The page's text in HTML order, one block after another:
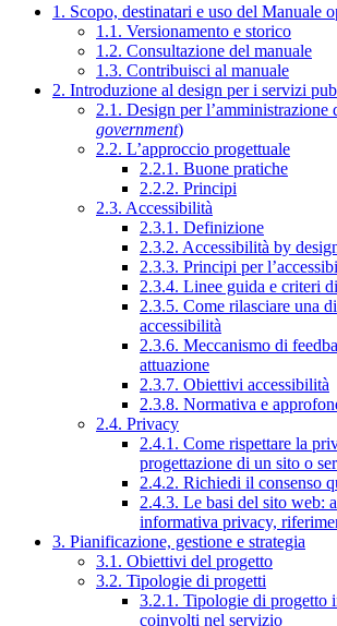
1. Scopo, destinatari e uso del Manuale
1.1. Versionamento e storico
1.2. Consultazione del manuale
1.3. Contribuisci al manuale
2. Introduzione al design per i servizi
2.1. Design per l’amministrazione
government)
2.2. L’approccio progettuale
2.2.1. Buone pratiche
2.2.2. Principi
2.3. Accessibilità
2.3.1. Definizione
2.3.2. Accessibilità by
2.3.3. Principi per
2.3.4. Linee guida e criteri
2.3.5. Come rilasciare una
accessibilità
2.3.6. Meccanismo di
attuazione
2.3.7. Obiettivi accessibilità
2.3.8. Normativa e
2.4. Privacy
2.4.1. Come rispettare la
progettazione di un sito o
2.4.2. Richiedi il consenso
2.4.3. Le basi del sito web:
informativa privacy,
3. Pianificazione, gestione e strategia
3.1. Obiettivi del progetto
3.2. Tipologie di progetti
3.2.1. Tipologie di progetto
coinvolti nel servizio